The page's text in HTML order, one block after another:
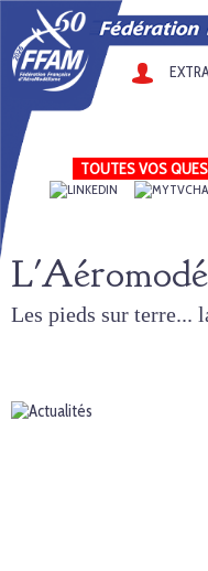
TOUTES VOS
Les pieds sur terre...